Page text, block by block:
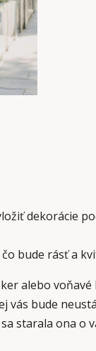
dekorácie
bude rásť a
alebo voňavé
vás bude
starala ona o